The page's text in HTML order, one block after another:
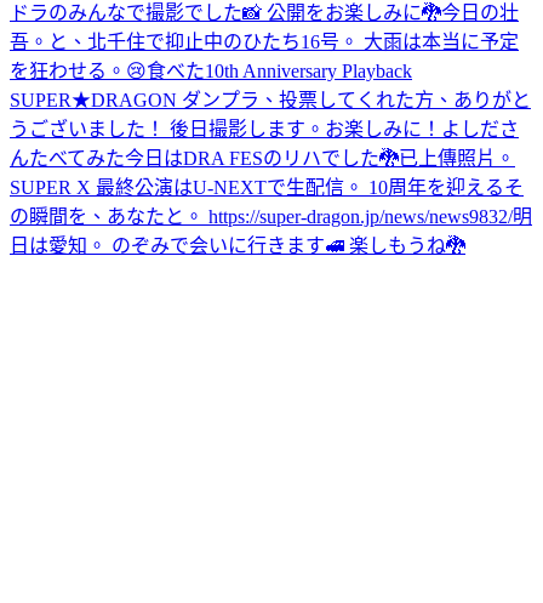
ドラのみんなで撮影でした📸 公開をお楽しみに🐉今日の壮
吾。と、北千住で抑止中のひたち16号。 大雨は本当に予定
を狂わせる。😢食べた10th Anniversary Playback
SUPER★DRAGON ダンプラ、投票してくれた方、ありがと
うございました！ 後日撮影します。お楽しみに！ よしださ
んたべてみた今日はDRA FESのリハでした🐉已上傳照片。
SUPER X 最終公演はU-NEXTで生配信。 10周年を迎えるそ
の瞬間を、あなたと。 https://super-dragon.jp/news/news9832/明
日は愛知。 のぞみで会いに行きます🚅 楽しもうね🐉